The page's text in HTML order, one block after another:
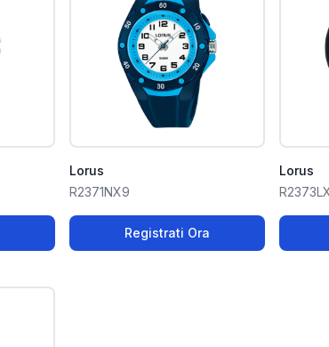
Lorus
R2371NX9
Registrati Ora
Lorus